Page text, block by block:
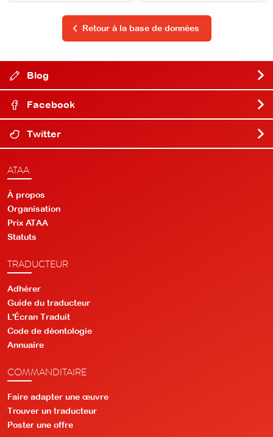
Retour à la base de données
Blog
Facebook
Twitter
ATAA
À propos
Organisation
Prix ATAA
Statuts
TRADUCTEUR
Adhérer
Guide du traducteur
L'Écran Traduit
Code de déontologie
Annuaire
COMMANDITAIRE
Faire adapter une œuvre
Trouver un traducteur
Poster une offre